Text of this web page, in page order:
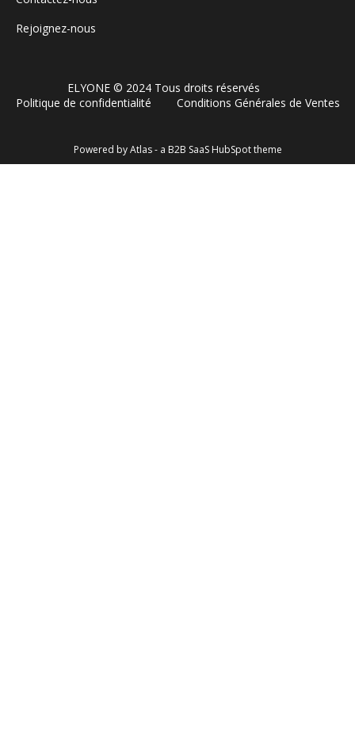
Rejoignez-nous
ELYONE © 2024 Tous droits réservés
Politique de confidentialité
Conditions Générales de Ventes
Powered by Atlas - a B2B SaaS HubSpot theme